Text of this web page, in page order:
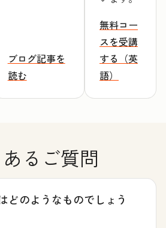
ブログ記事を
読む
無料コー
スを受講
する（英
語）
るご質問
どのようなものでしょう